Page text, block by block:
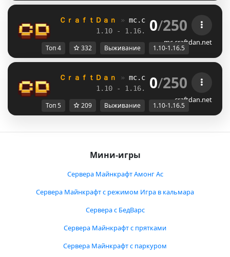
ＣｒａｆｔＤａｎ » mc.craftdan.net //
1.10 - 1.16.5 //
0/250
mc.craftdan.net
Топ 4 332 Выживание 1.10-1.16.5
ＣｒａｆｔＤａｎ » mc.craftdan.net //
1.10 - 1.16.5 //
0/250
craftdan.net
Топ 5 209 Выживание 1.10-1.16.5
Мини-игры
Сервера Майнкрафт Амонг Ас
Сервера Майнкрафт с режимом Игра в кальмара
Сервера с БедВарс
Сервера Майнкрафт с прятками
Сервера Майнкрафт с паркуром